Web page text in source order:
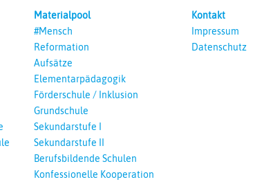
Materialpool
#Mensch
Reformation
Aufsätze
Elementarpädagogik
Förderschule / Inklusion
Grundschule
Sekundarstufe I
Sekundarstufe II
Berufsbildende Schulen
Konfessionelle Kooperation
Kontakt
Impressum
Datenschutz